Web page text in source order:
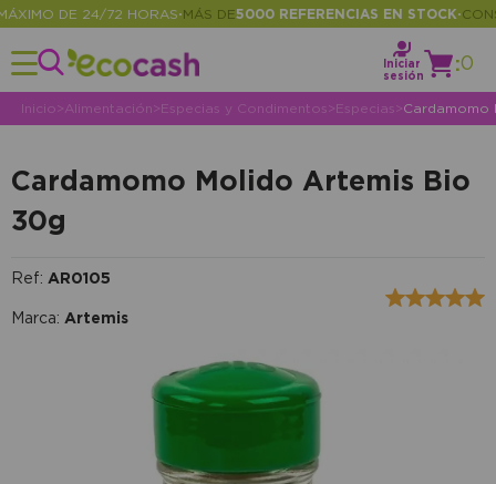
DE 24/72 HORAS •MÁS DE 5000 REFERENCIAS EN STOCK•
Iniciar
sesión
:0
Inicio> Alimentación>Especias y Condimentos >Especias >Cardamomo
Cardamomo Molido Artemis Bio
30g
Ref: AR0105
Marca: Artemis